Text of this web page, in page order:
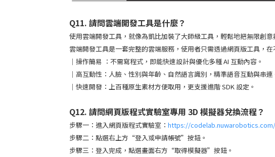
Q11. 請問雲端開發工具是什麼？
使用雲端開發工具，就像為凱比加裝了大師級工具， 輕鬆地把無限創意
雲端開發工具是一套完整的雲端服務，使用者只需透過網頁版工具，
｜操作簡易 ：不需寫程式，即能快速設計與優化多種 AI 互動內容。
｜高互動性： 人臉、性別與年齡、自然語言識別，精準語音互動與串連
｜快速開發： 上百種原生素材方便取用，更支援進階 SDK 設定。
Q12. 請問網頁版程式實驗室專用 3D 模擬器兌換流程？
步驟一：進入網頁版程式實驗室： https://codelab.nuwarobotics.com/
步驟二：點選右上方“登入或申請帳號”按鈕。
步驟三：登入完成，點選畫面右方“取得模擬器”按鈕。